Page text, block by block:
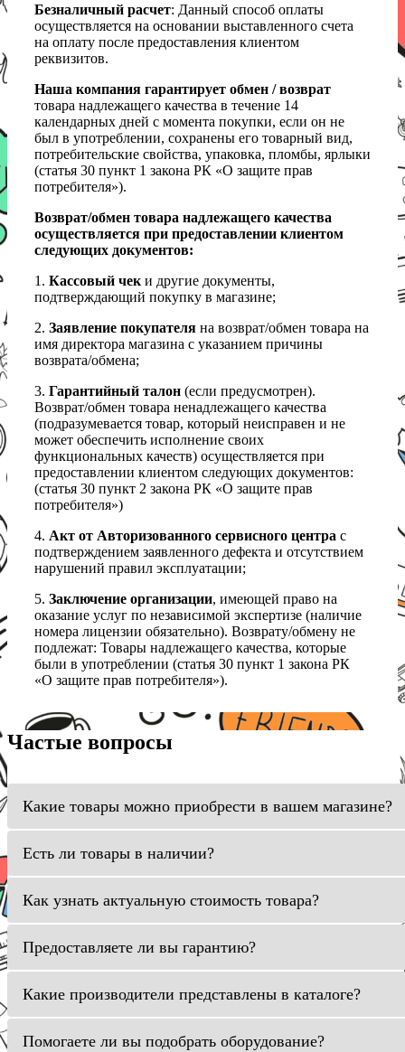
Безналичный расчет: Данный способ оплаты
осуществляется на основании выставленного счета
на оплату после предоставления клиентом
реквизитов.
Наша компания гарантирует обмен / возврат
товара надлежащего качества в течение 14
календарных дней с момента покупки, если он не
был в употреблении, сохранены его товарный вид,
потребительские свойства, упаковка, пломбы, ярлыки
(статья 30 пункт 1 закона РК «О защите прав
потребителя»).
Возврат/обмен товара надлежащего качества
осуществляется при предоставлении клиентом
следующих документов:
1. Кассовый чеки другие документы,
подтверждающий покупку в магазине;
2. Заявление покупателя на возврат/обмен товара на
имя директора магазина с указанием причины
возврата/обмена;
3. Гарантийный талон (если предусмотрен).
Возврат/обмен товара ненадлежащего качества
(подразумевается товар, который неисправен и не
может обеспечить исполнение своих
функциональных качеств) осуществляется при
предоставлении клиентом следующих документов:
(статья 30 пункт 2 закона РК «О защите прав
потребителя»)
4. Акт от Авторизованного сервисного центра с
подтверждением заявленного дефекта и отсутствием
нарушений правил эксплуатации;
5. Заключение организации, имеющей право на
оказание услуг по независимой экспертизе (наличие
номера лицензии обязательно). Возврату/обмену не
подлежат: Товары надлежащего качества, которые
были в употреблении (статья 30 пункт 1 закона РК
«О защите прав потребителя»).
Частые вопросы
Какие товары можно приобрести в вашем магазине?
Есть ли товары в наличии?
Как узнать актуальную стоимость товара?
Предоставляете ли вы гарантию?
Какие производители представлены в каталоге?
Помогаете ли вы подобрать оборудование?